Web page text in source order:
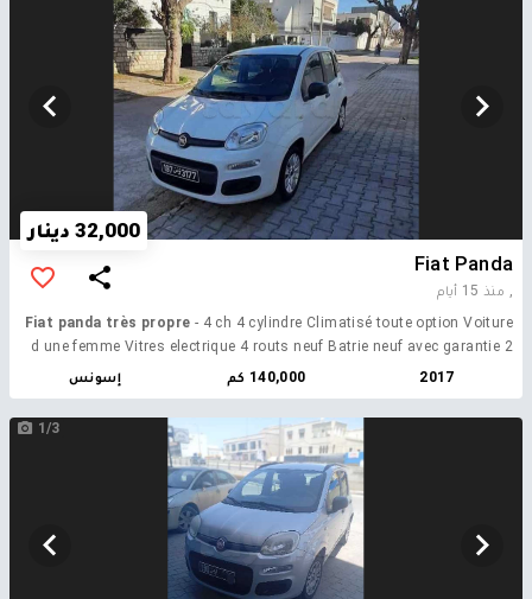
32,000 دينار
Fiat Panda
, منذ 15 أيام
Fiat panda très propre - 4 ch 4 cylindre Climatisé toute option Voiture
d une femme Vitres electrique 4 routs neuf Batrie neuf avec garantie 2
2017 140,000 كم إسونس
1/3